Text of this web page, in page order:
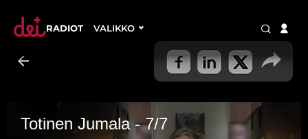
RADIOT VALIKKO
Totinen Jumala - 7/7